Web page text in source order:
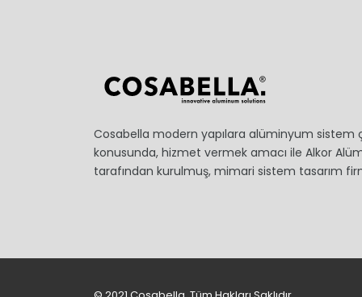
Cosabella modern yapılara alüminyum sistem
konusunda, hizmet vermek amacı ile Alkor
tarafından kurulmuş, mimari sistem tasarım